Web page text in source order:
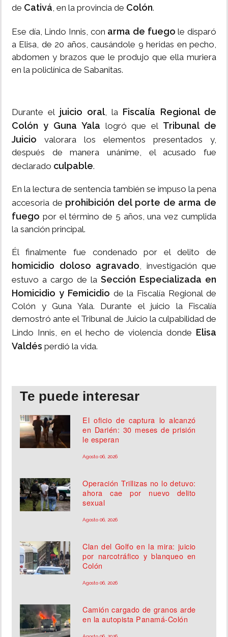
de Cativá, en la provincia de Colón.
Ese día, Lindo Innis, con arma de fuego le disparó
a Elisa, de 20 años, causándole 9 heridas en pecho,
abdomen y brazos que le produjo que ella muriera
en la policlínica de Sabanitas.
Durante el juicio oral, la Fiscalía Regional de
Colón y Guna Yala logró que el Tribunal de
Juicio valorara los elementos presentados y,
después de manera unánime, el acusado fue
declarado culpable.
En la lectura de sentencia también se impuso la pena
accesoria de prohibición del porte de arma de
fuego por el término de 5 años, una vez cumplida
la sanción principal.
Él finalmente fue condenado por el delito de
homicidio doloso agravado, investigación que
estuvo a cargo de la Sección Especializada en
Homicidio y Femicidio de la Fiscalía Regional de
Colón y Guna Yala. Durante el juicio la Fiscalía
demostró ante el Tribunal de Juicio la culpabilidad de
Lindo Innis, en el hecho de violencia donde Elisa
Valdés perdió la vida.
Te puede interesar
El oficio de captura lo alcanzó
en Darién: 30 meses de prisión
le esperan
Agosto 06, 2026
Operación Trillizas no lo detuvo:
ahora cae por nuevo delito
sexual
Agosto 06, 2026
Clan del Golfo en la mira: juicio
por narcotráfico y blanqueo en
Colón
Agosto 06, 2026
Camión cargado de granos arde
en la autopista Panamá-Colón